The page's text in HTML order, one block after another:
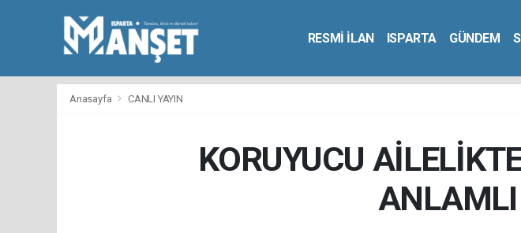
RESMİ İLAN ISPARTA GÜNDEM
Anasayfa CANLI YAYIN
KORUYUCU